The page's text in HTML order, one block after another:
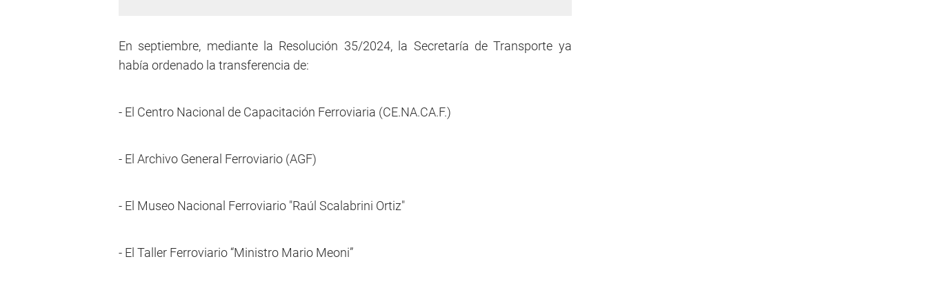
En septiembre, mediante la Resolución 35/2024, la Secretaría de Transporte ya
había ordenado la transferencia de:
- El Centro Nacional de Capacitación Ferroviaria (CE.NA.CA.F.)
- El Archivo General Ferroviario (AGF)
- El Museo Nacional Ferroviario "Raúl Scalabrini Ortiz"
- El Taller Ferroviario “Ministro Mario Meoni”